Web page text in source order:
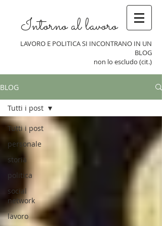
Intorno al lavoro
LAVORO E POLITICA SI INCONTRANO IN UN
BLOG
non lo escludo (cit.)
BLOG
Tutti i post
personale
storia
politica
social
network
lavoro
Tutti i post